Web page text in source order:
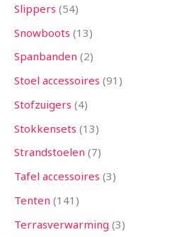
Slippers 54
Snowboots 13
Spanbanden 2
Stoel accessoires 91
Stofzuigers 4
Stokkensets 13
Strandstoelen 7
Tafel accessoires 3
Tenten 141
Terrasverwarming 3